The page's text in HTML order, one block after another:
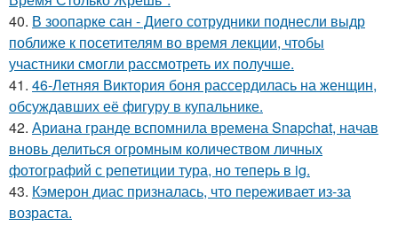
40. В зоопарке сан - Диего сотрудники поднесли выдр
поближе к посетителям во время лекции, чтобы
участники смогли рассмотреть их получше.
41. 46-Летняя Виктория боня рассердилась на женщин,
обсуждавших её фигуру в купальнике.
42. Ариана гранде вспомнила времена Snapchat, начав
вновь делиться огромным количеством личных
фотографий с репетиции тура, но теперь в ig.
43. Кэмерон диас призналась, что переживает из-за
возраста.